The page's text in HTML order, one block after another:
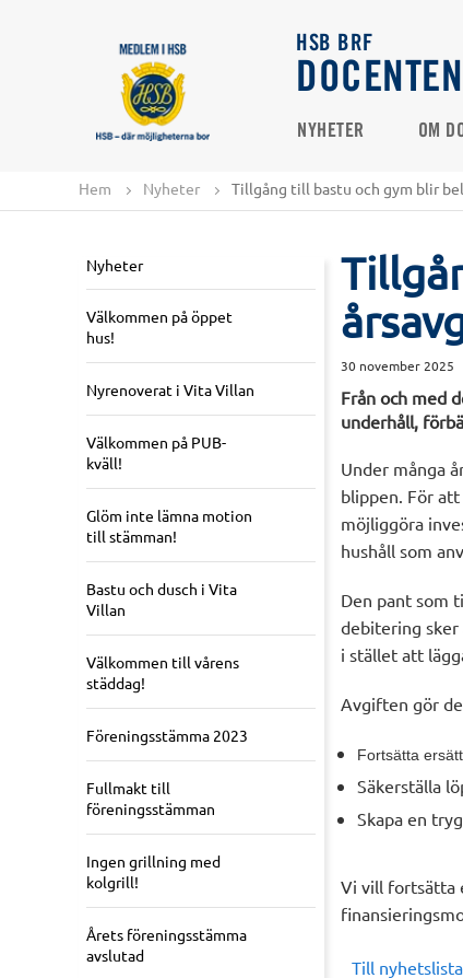
HSB BRF
DOCENTEN
NYHETER OM
Hem Nyheter Tillgång till bastu och gym blir
Nyheter
Välkommen på öppet
hus!
Nyrenoverat i Vita Villan
Välkommen på PUB-
kväll!
Glöm inte lämna motion
till stämman!
Bastu och dusch i Vita
Villan
Välkommen till vårens
städdag!
Föreningsstämma 2023
Fullmakt till
föreningsstämman
Ingen grillning med
kolgrill!
Årets föreningsstämma
avslutad
30 november 2025
Från och med
underhåll,
Under många
blippen. För
möjliggöra
hushåll som
Den pant som
debitering sker
i stället att
Avgiften gör
Fortsätta
Säkerställa
Skapa en
Vi vill fortsätta
Till